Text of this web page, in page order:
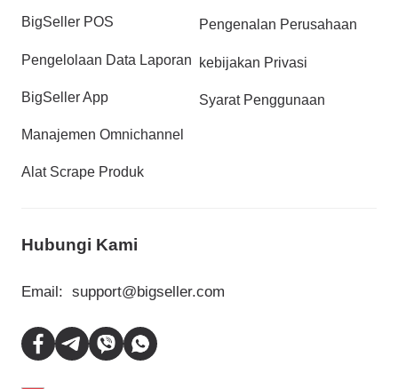
BigSeller POS
Pengelolaan Data Laporan
BigSeller App
Manajemen Omnichannel
Alat Scrape Produk
Pengenalan Perusahaan
kebijakan Privasi
Syarat Penggunaan
Hubungi Kami
Email: support@bigseller.com